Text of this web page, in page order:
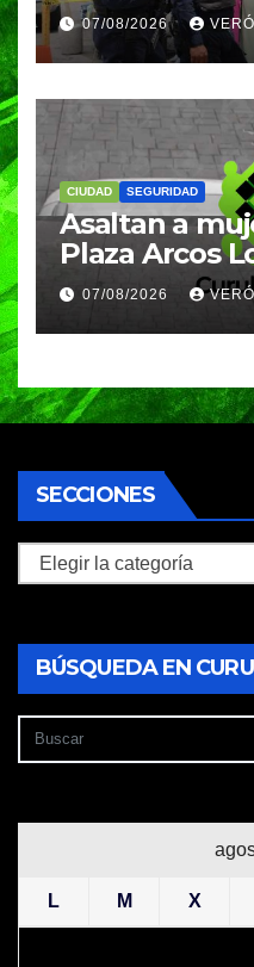
fiestas
clases
07/08/2026
CIUDAD SEGURIDAD
Asaltan a
Plaza Arcos
de
huyeron en
07/08/2026
SECCIONES
Secciones
BÚSQUEDA EN
L M X